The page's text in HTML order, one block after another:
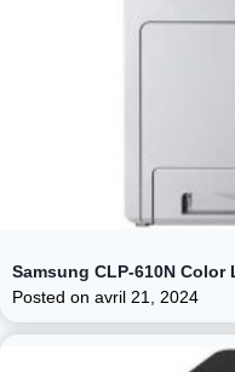
Samsung CLP-610N
Posted on avril 21, 2024